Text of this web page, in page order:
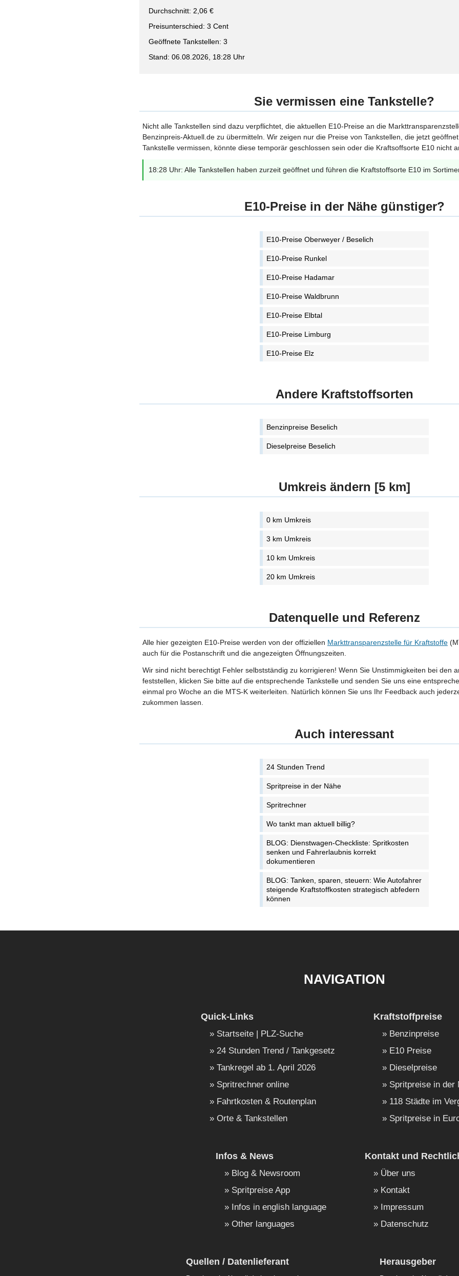
Durchschnitt: 2,06 €
Preisunterschied: 3 Cent
Geöffnete Tankstellen: 3
Stand: 06.08.2026, 18:28 Uhr
Sie vermissen eine Tankstelle?
Nicht alle Tankstellen sind dazu verpflichtet, die aktuellen E10-Preise an die
Benzinpreis-Aktuell.de zu übermitteln. Wir zeigen nur die Preise von Tankstellen, die jetzt
Tankstelle vermissen, könnte diese temporär geschlossen sein oder die Kraftsoffsorte E10 nicht
18:28 Uhr: Alle Tankstellen haben zurzeit geöffnet und führen die Kraftstoffsorte E10 im
E10-Preise in der Nähe günstiger?
E10-Preise Oberweyer / Beselich
E10-Preise Runkel
E10-Preise Hadamar
E10-Preise Waldbrunn
E10-Preise Elbtal
E10-Preise Limburg
E10-Preise Elz
Andere Kraftstoffsorten
Benzinpreise Beselich
Dieselpreise Beselich
Umkreis ändern [5 km]
0 km Umkreis
3 km Umkreis
10 km Umkreis
20 km Umkreis
Datenquelle und Referenz
Alle hier gezeigten E10-Preise werden von der offiziellen Markttransparenzstelle für Kraftstoffe
auch für die Postanschrift und die angezeigten Öffnungszeiten.
Wir sind nicht berechtigt Fehler selbstständig zu korrigieren! Wenn Sie Unstimmigkeiten bei den
feststellen, klicken Sie bitte auf die entsprechende Tankstelle und senden Sie uns eine
einmal pro Woche an die MTS-K weiterleiten. Natürlich können Sie uns Ihr Feedback auch
zukommen lassen.
Auch interessant
24 Stunden Trend
Spritpreise in der Nähe
Spritrechner
Wo tankt man aktuell billig?
BLOG: Dienstwagen-Checkliste: Spritkosten
senken und Fahrerlaubnis korrekt
dokumentieren
BLOG: Tanken, sparen, steuern: Wie Autofahrer
steigende Kraftstoffkosten strategisch abfedern
können
NAVIGATION
Quick-Links
Startseite | PLZ-Suche
24 Stunden Trend / Tankgesetz
Tankregel ab 1. April 2026
Spritrechner online
Fahrtkosten & Routenplan
Orte & Tankstellen
Kraftstoffpreise
Benzinpreise
E10 Preise
Dieselpreise
Spritpreise in der
118 Städte im
Spritpreise in
Infos & News
Blog & Newsroom
Spritpreise App
Infos in english language
Other languages
Kontakt und
Über uns
Kontakt
Impressum
Datenschutz
Quellen / Datenlieferant Herausgeber